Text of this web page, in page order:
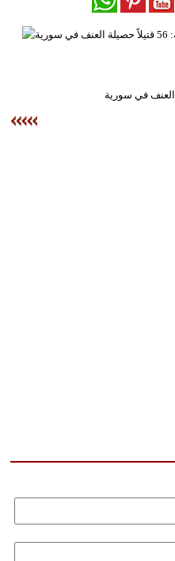
وتغذية
ديكور
بيئة
مدوَّنات